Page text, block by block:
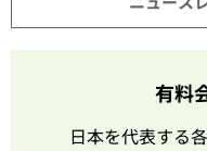
有料
日本を代表する